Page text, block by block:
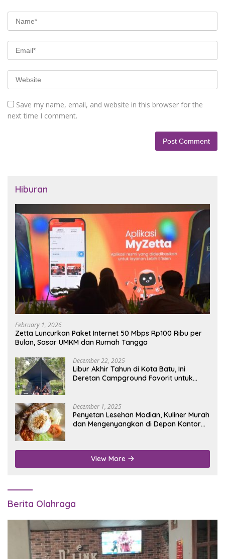
Save my name, email, and website in this browser for the
next time I comment.
Hiburan
February 1, 2026
Zetta Luncurkan Paket Internet 50 Mbps Rp100 Ribu per
Bulan, Sasar UMKM dan Rumah Tangga
December 22, 2025
Libur Akhir Tahun di Kota Batu, Ini
Deretan Campground Favorit untuk
December 1, 2025
Penyetan Lesehan Modian, Kuliner Murah
dan Mengenyangkan di Depan Kantor
View More
Berita Olahraga